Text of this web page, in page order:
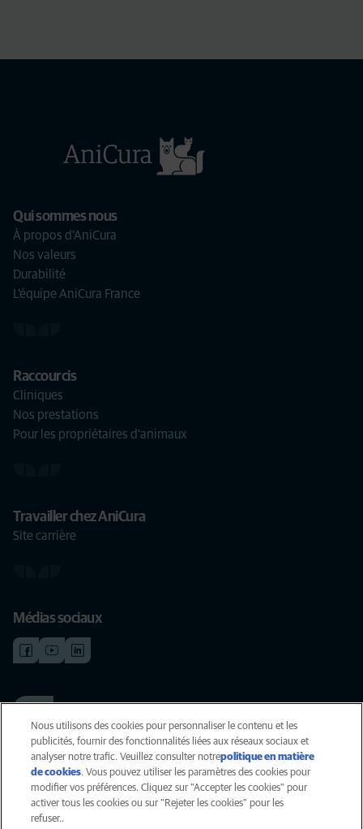
Qui sommes nous
À propos d'AniCura
Nos valeurs
Durabilité
L'équipe AniCura France
Raccourcis
Cliniques
Nos prestations
Pour les propriétaires d'animaux
Travailler chez AniCura
Site carrière
Médias sociaux
Voir nos offres d'emploi
Vie privée
Légal
Cookies
Nous utilisons des cookies pour personnaliser le contenu et les
publicités, fournir des fonctionnalités liées aux réseaux sociaux et
analyser notre trafic. Veuillez consulter notrepolitique en matière
de cookies(opens in a new tab)
. Vous pouvez utiliser les paramètres des cookies pour
modifier vos préférences. Cliquez sur "Accepter les cookies" pour
activer tous les cookies ou sur "Rejeter les cookies" pour les
refuser..